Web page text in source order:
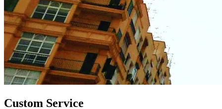
Custom Service